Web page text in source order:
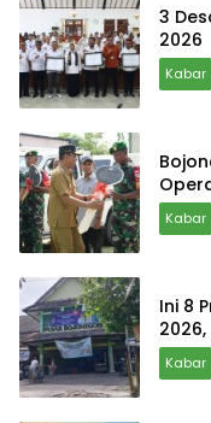
3
2026
Kabar
Kabar
Ini 8
Kabar